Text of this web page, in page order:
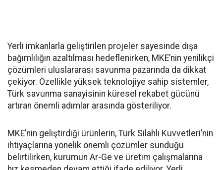
Yerli imkanlarla geliştirilen projeler sayesinde dışa
bağımlılığın azaltılması hedeflenirken, MKE’nin yenilikçi
çözümleri uluslararası savunma pazarında da dikkat
çekiyor. Özellikle yüksek teknolojiye sahip sistemler,
Türk savunma sanayisinin küresel rekabet gücünü
artıran önemli adımlar arasında gösteriliyor.
MKE’nin geliştirdiği ürünlerin, Türk Silahlı Kuvvetleri’nin
ihtiyaçlarına yönelik önemli çözümler sunduğu
belirtilirken, kurumun Ar-Ge ve üretim çalışmalarına